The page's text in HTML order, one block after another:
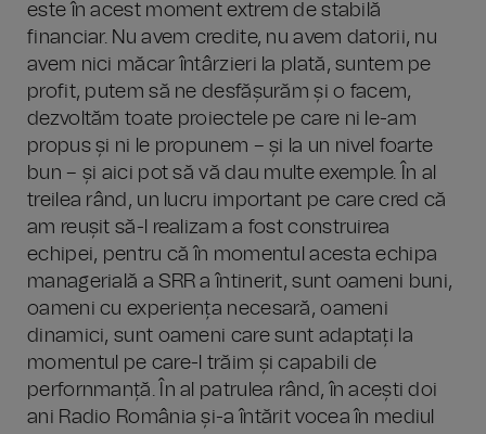
este în acest moment extrem de stabilă
financiar. Nu avem credite, nu avem datorii, nu
avem nici măcar întârzieri la plată, suntem pe
profit, putem să ne desfășurăm și o facem,
dezvoltăm toate proiectele pe care ni le-am
propus și ni le propunem – și la un nivel foarte
bun – și aici pot să vă dau multe exemple. În al
treilea rând, un lucru important pe care cred că
am reușit să-l realizam a fost construirea
echipei, pentru că în momentul acesta echipa
managerială a SRR a întinerit, sunt oameni buni,
oameni cu experiența necesară, oameni
dinamici, sunt oameni care sunt adaptați la
momentul pe care-l trăim și capabili de
perfornmanță. În al patrulea rând, în acești doi
ani Radio România și-a întărit vocea în mediul